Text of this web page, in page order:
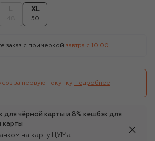
XL
50
заказ с примеркой завтра c 10:00
за первую покупку Подробнее
для чёрной карты и 8% кешбэк для
карты
на карту ЦУМа